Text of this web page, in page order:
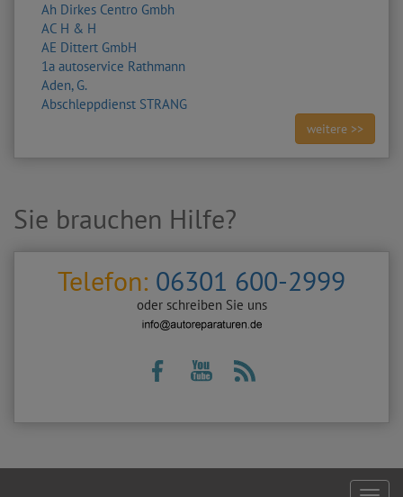
Ah Dirkes Centro Gmbh
AC H & H
AE Dittert GmbH
1a autoservice Rathmann
Aden, G.
Abschleppdienst STRANG
weitere >>
Sie brauchen Hilfe?
Telefon: 06301 600-2999
oder schreiben Sie uns